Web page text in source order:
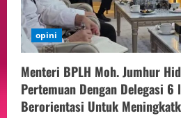
opini
Menteri BPLH Moh. Jumhur
Pertemuan Dengan Delegasi 6
Berorientasi Untuk